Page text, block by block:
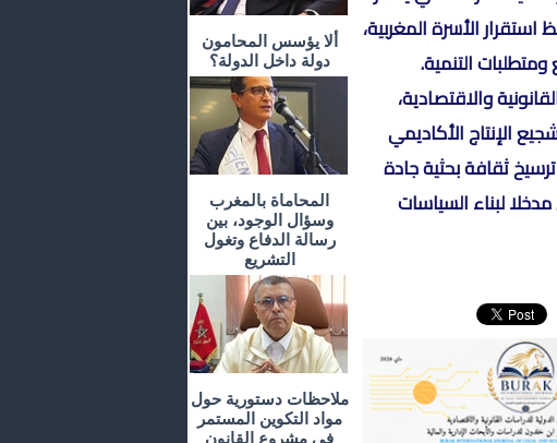
ألا يؤسس المحامون
دولة داخل الدولة؟
المحاماة بالمغرب
وسؤال الوجود، بين
رسالة الدفاع وتغول
التشريع
ملاحظات دستورية حول
مواد التكوين المستمر
في مشروع القانون
استقرار الأسرة المغربية،
التنمية.
والاقتصادية،
الإنتاج الأكاديمي
ثقافة بحثية جادة
لبناء السياسات